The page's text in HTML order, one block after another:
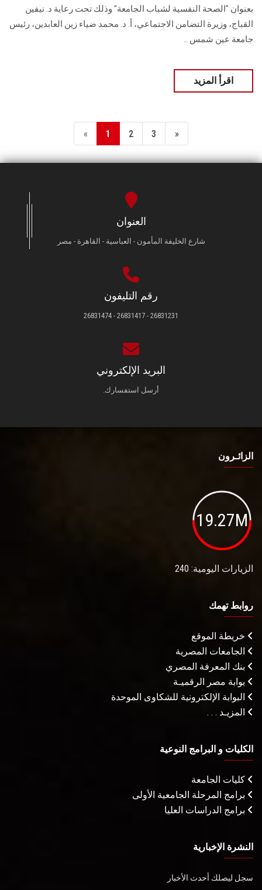
بعنوان "الصحة النفسية لشباب الجامعة" وذلك تحت رعاية ‏د. نيفين
القباج، وزيرة التضامن الاجتماعي، أ. د. محمد ضياء زين العابدين، رئيس
جامعة عين ‏شمس ..
اقرأ المزيد
« 1 2 3 »
العنوان
شارع الخليفة المأمون - العباسية - القاهرة - مصر
رقم التليفون
26831231 - 26831417 - 26831474
البريد الإلكتروني
أرسل استفسارك.
الزائـرون
19.27M
الزيارات اليومية: 240
روابط تهمك
خريطة الموقع
الجامعات المصرية
بنك المعرفة المصري
بوابة مصر الرقميـة
البوابة الإلكترونية للشكاوى الموحدة
المزيـد . . .
الكليات و البرامج النوعية
كليات الجامعة
برامج المرحلة الجامعية الأولى
برامج الدراسات العليا
النشرة الإخبارية
سجل ليصلك أحدث الأخبار